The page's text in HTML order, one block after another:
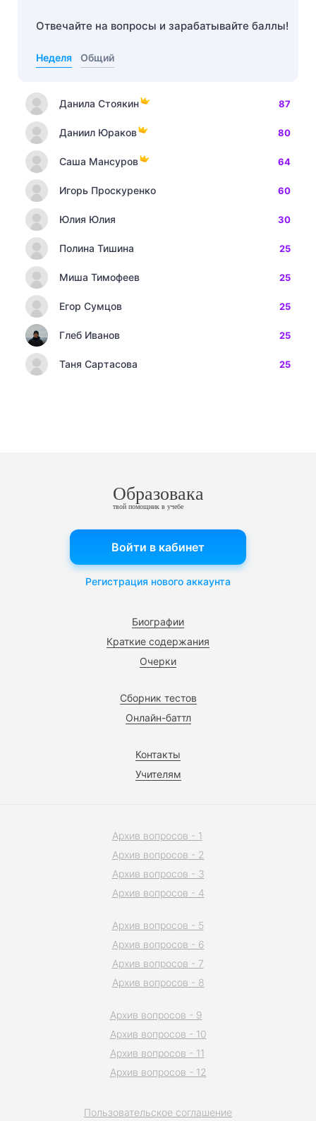
Отвечайте на вопросы и зарабатывайте баллы!
Неделя Общий
Данила Стоякин 87
Даниил Юраков 80
Саша Мансуров 64
Игорь Проскуренко 60
Юлия Юлия 30
Полина Тишина 25
Миша Тимофеев 25
Егор Сумцов 25
Глеб Иванов 25
Таня Сартасова 25
Образовака
твой помощник в учебе
Биографии
Краткие содержания
Очерки
Сборник тестов
Онлайн-баттл
Контакты
Учителям
Войти в кабинет
Регистрация нового аккаунта
Пользовательское соглашение
Архив вопросов - 1
Архив вопросов - 2
Архив вопросов - 3
Архив вопросов - 4
Архив вопросов - 5
Архив вопросов - 6
Архив вопросов - 7
Архив вопросов - 8
Архив вопросов - 9
Архив вопросов - 10
Архив вопросов - 11
Архив вопросов - 12